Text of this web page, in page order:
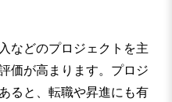
などのプロジェクトを主
価が高まります。プロジ
ると、転職や昇進にも有